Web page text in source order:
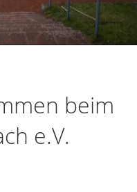
beim
e.V.